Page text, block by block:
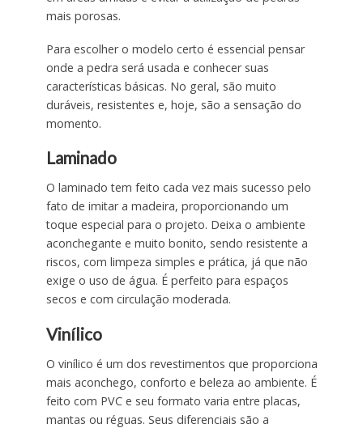
mais porosas.
Para escolher o modelo certo é essencial pensar
onde a pedra será usada e conhecer suas
características básicas. No geral, são muito
duráveis, resistentes e, hoje, são a sensação do
momento.
Laminado
O laminado tem feito cada vez mais sucesso pelo
fato de imitar a madeira, proporcionando um
toque especial para o projeto. Deixa o ambiente
aconchegante e muito bonito, sendo resistente a
riscos, com limpeza simples e prática, já que não
exige o uso de água. É perfeito para espaços
secos e com circulação moderada.
Vinílico
O vinílico é um dos revestimentos que proporciona
mais aconchego, conforto e beleza ao ambiente. É
feito com PVC e seu formato varia entre placas,
mantas ou réguas. Seus diferenciais são a